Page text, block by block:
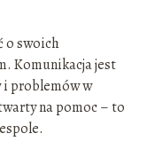
o swoich
Komunikacja jest
problemów w
na pomoc – to